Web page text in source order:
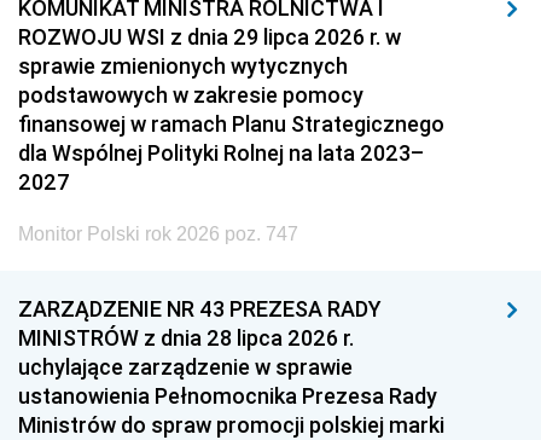
KOMUNIKAT MINISTRA ROLNICTWA I
ROZWOJU WSI z dnia 29 lipca 2026 r. w
sprawie zmienionych wytycznych
podstawowych w zakresie pomocy
finansowej w ramach Planu Strategicznego
dla Wspólnej Polityki Rolnej na lata 2023–
2027
Monitor Polski rok 2026 poz. 747
ZARZĄDZENIE NR 43 PREZESA RADY
MINISTRÓW z dnia 28 lipca 2026 r.
uchylające zarządzenie w sprawie
ustanowienia Pełnomocnika Prezesa Rady
Ministrów do spraw promocji polskiej marki